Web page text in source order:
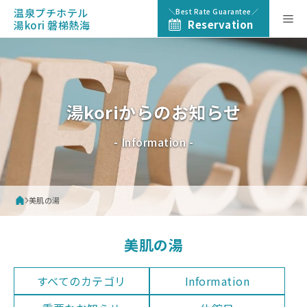
Skip
content
温泉プチホテル
湯kori 磐梯熱海
Best Rate Guarantee
Reservation
湯koriからのお知らせ
- Information -
美肌の湯
美肌の湯
すべてのカテゴリ
Information